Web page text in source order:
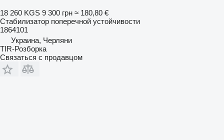
18 260 KGS 9 300 грн ≈ 180,80 €
Стабилизатор поперечной устойчивости
1864101
Украина, Черляни
TIR-Розборка
Связаться с продавцом